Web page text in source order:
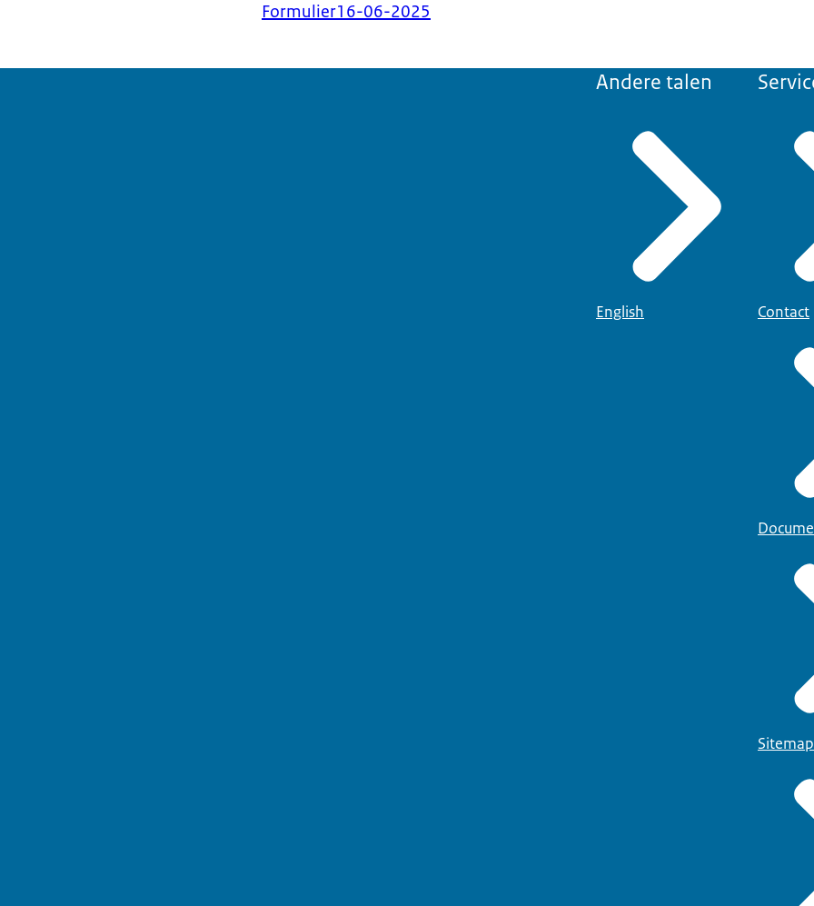
Formulier16-06-2025
Andere talen
English Contact
Sitemap